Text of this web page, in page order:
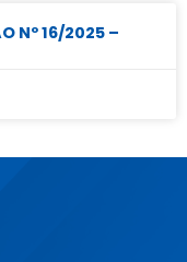
Nº 16/2025 –